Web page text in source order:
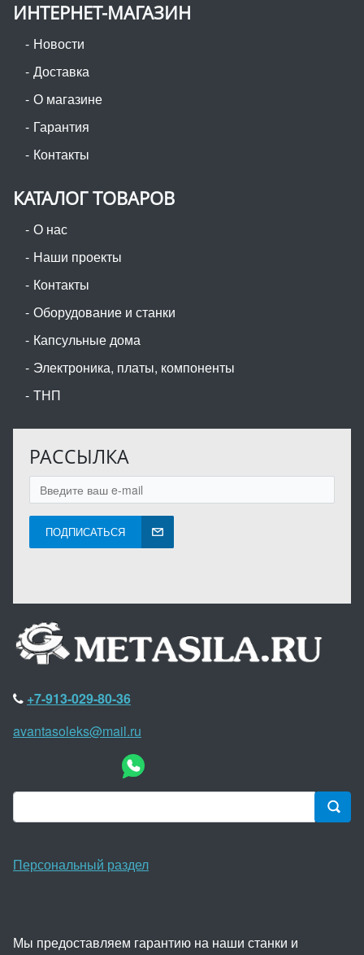
ИНТЕРНЕТ-МАГАЗИН
Новости
Доставка
О магазине
Гарантия
Контакты
КАТАЛОГ ТОВАРОВ
О нас
Наши проекты
Контакты
Оборудование и станки
Капсульные дома
Электроника, платы, компоненты
ТНП
РАССЫЛКА
ПОДПИСАТЬСЯ
+7-913-029-80-36
avantasoleks@mail.ru
Персональный раздел
Мы предоставляем гарантию на наши станки и